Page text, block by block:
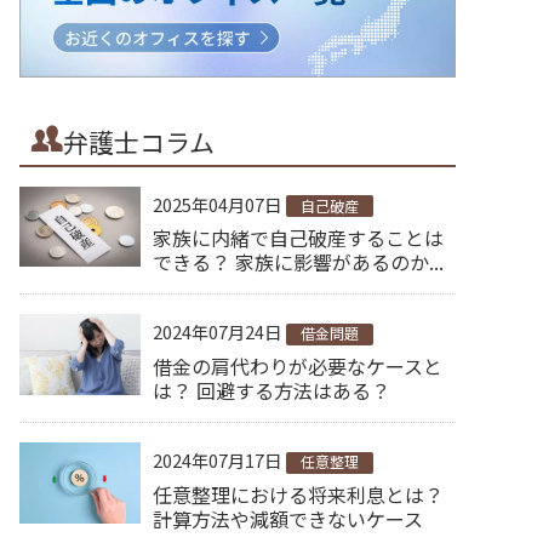
弁護士コラム
2025年04月07日 自己破産
家族に内緒で自己破産することは
できる？ 家族に影響があるのか...
2024年07月24日 借金問題
借金の肩代わりが必要なケースと
は？ 回避する方法はある？
2024年07月17日 任意整理
任意整理における将来利息とは？
計算方法や減額できないケース